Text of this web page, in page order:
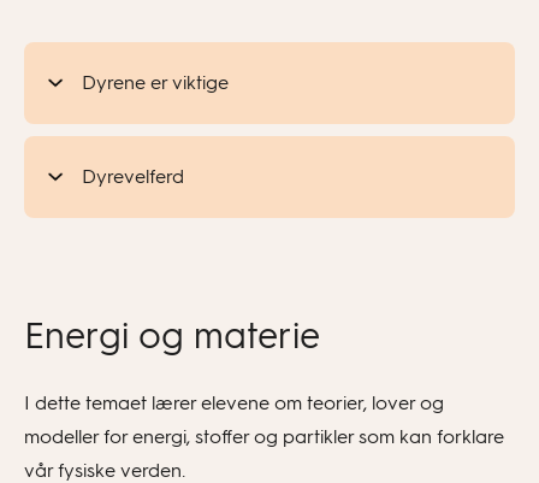
Dyrene er viktige
Dyrevelferd
Energi og materie
I dette temaet lærer elevene om teorier, lover og
modeller for energi, stoffer og partikler som kan forklare
vår fysiske verden.